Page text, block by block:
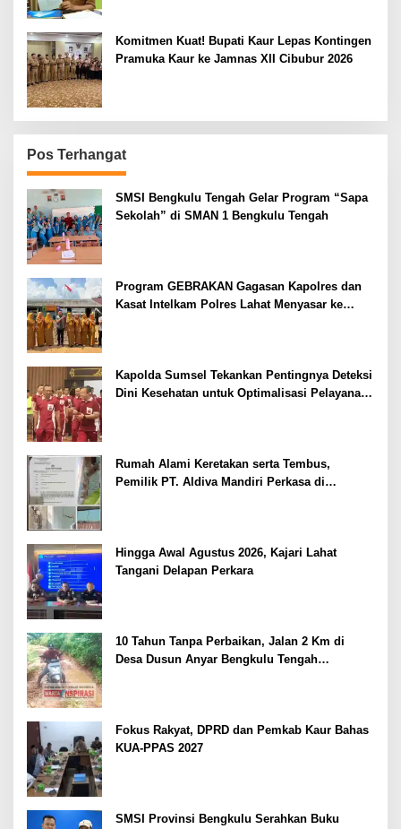
Komitmen Kuat! Bupati Kaur Lepas Kontingen
Pramuka Kaur ke Jamnas XII Cibubur 2026
Pos Terhangat
SMSI Bengkulu Tengah Gelar Program “Sapa
Sekolah” di SMAN 1 Bengkulu Tengah
Program GEBRAKAN Gagasan Kapolres dan
Kasat Intelkam Polres Lahat Menyasar ke
Kapolda Sumsel Tekankan Pentingnya Deteksi
Dini Kesehatan untuk Optimalisasi Pelayanan
Rumah Alami Keretakan serta Tembus,
Pemilik PT. Aldiva Mandiri Perkasa di
Hingga Awal Agustus 2026, Kajari Lahat
Tangani Delapan Perkara
10 Tahun Tanpa Perbaikan, Jalan 2 Km di
Desa Dusun Anyar Bengkulu Tengah
Fokus Rakyat, DPRD dan Pemkab Kaur Bahas
KUA-PPAS 2027
SMSI Provinsi Bengkulu Serahkan Buku